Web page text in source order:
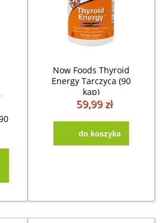
Now Foods Thyroid
Energy Tarczyca (90
kap)
59,99 zł
do koszyka